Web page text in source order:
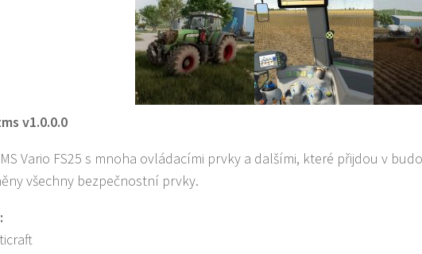
v1.0.0.0
Vario FS25 s mnoha ovládacími prvky a dalšími, které přijdou v
všechny bezpečnostní prvky.